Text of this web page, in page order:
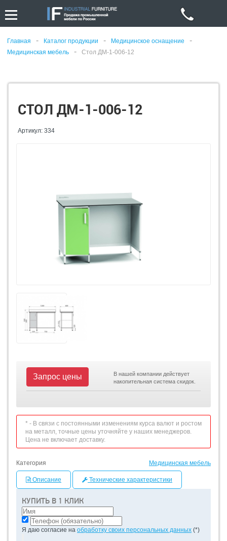
Главная - Каталог продукции - Медицинское оснащение -
Медицинская мебель - Стол ДМ-1-006-12
СТОЛ ДМ-1-006-12
Артикул: 334
КУПИТЬ В 1 КЛИК
Я даю согласие на обработку своих персональных данных (*)
Запрос цены
В нашей компании действует
накопительная система скидок.
* - В связи с постоянными изменениям курса валют и ростом
на металл, точные цены уточняйте у наших менеджеров.
Цена не включает доставку.
Категория Медицинская мебель
Описание Технические характеристики